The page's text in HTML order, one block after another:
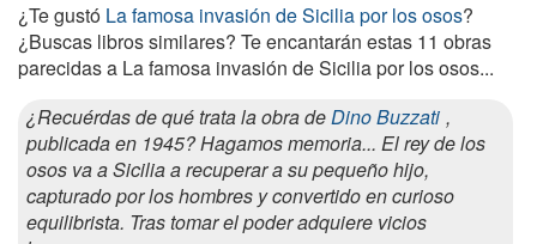
¿Te gustó La famosa invasión de Sicilia por los osos?
¿Buscas libros similares? Te encantarán estas 11 obras
parecidas a La famosa invasión de Sicilia por los osos...
¿Recuérdas de qué trata la obra deDino Buzzati ,
publicada en 1945? Hagamos memoria... El rey de los
osos va a Sicilia a recuperar a su pequeño hijo,
capturado por los hombres y convertido en curioso
equilibrista. Tras tomar el poder adquiere vicios